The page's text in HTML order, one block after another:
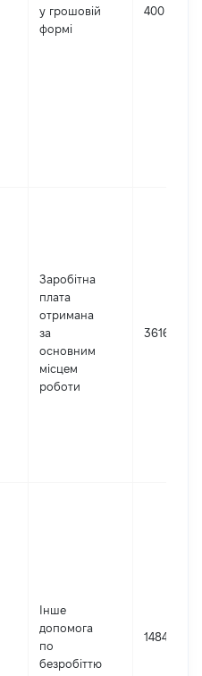
у грошовій
формі
400
Заробітна
плата
отримана
за
основним
місцем
роботи
361652
Інше
допомога
по
безробіттю
14845